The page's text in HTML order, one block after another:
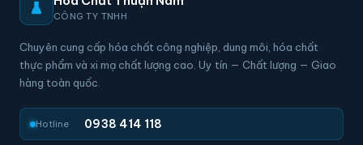
CÔNG TY TNHH
Chuyên cung cấp hóa chất công nghiệp, dung môi, hóa chất
thực phẩm và xi mạ chất lượng cao. Uy tín — Chất lượng — Giao
hàng toàn quốc.
Hotline 0938 414 118